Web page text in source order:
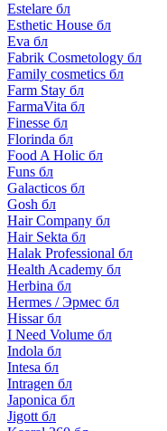
Estelare бл
Esthetic House бл
Eva бл
Fabrik Cosmetology бл
Family cosmetics бл
Farm Stay бл
FarmaVita бл
Finesse бл
Florinda бл
Food A Holic бл
Funs бл
Galacticos бл
Gosh бл
Hair Company бл
Hair Sekta бл
Halak Professional бл
Health Academy бл
Herbina бл
Hermes / Эрмес бл
Hissar бл
I Need Volume бл
Indola бл
Intesa бл
Intragen бл
Japonica бл
Jigott бл